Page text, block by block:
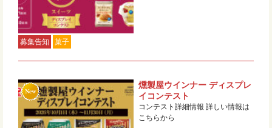
募集告知 菓子
燻製屋ウインナー ディスプレ
イコンテスト
コンテスト詳細情報 詳しい情報は
こちらから